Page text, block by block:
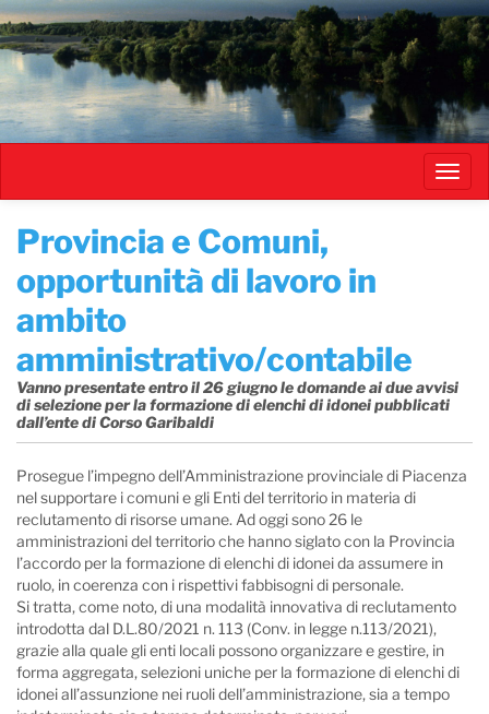
Salta
al
contenuto
principale
Provincia e Comuni,
opportunità di lavoro in
ambito
amministrativo/contabile
Vanno presentate entro il 26 giugno le domande ai due avvisi
di selezione per la formazione di elenchi di idonei pubblicati
dall’ente di Corso Garibaldi
Prosegue l’impegno dell’Amministrazione provinciale di Piacenza
nel supportare i comuni e gli Enti del territorio in materia di
reclutamento di risorse umane. Ad oggi sono 26 le
amministrazioni del territorio che hanno siglato con la Provincia
l’accordo per la formazione di elenchi di idonei da assumere in
ruolo, in coerenza con i rispettivi fabbisogni di personale.
Si tratta, come noto, di una modalità innovativa di reclutamento
introdotta dal D.L.80/2021 n. 113 (Conv. in legge n.113/2021),
grazie alla quale gli enti locali possono organizzare e gestire, in
forma aggregata, selezioni uniche per la formazione di elenchi di
idonei all’assunzione nei ruoli dell’amministrazione, sia a tempo